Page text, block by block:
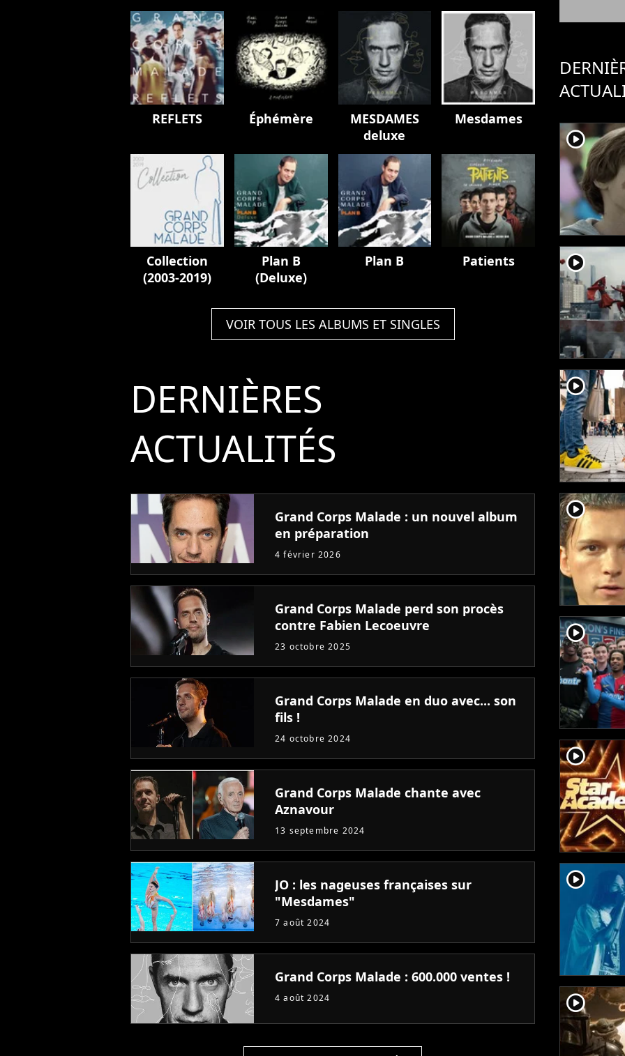
REFLETS Éphémère
MESDAMES
deluxe
Mesdames
Collection
(2003-2019)
Plan B
(Deluxe)
Plan B Patients
VOIR TOUS LES ALBUMS ET SINGLES
DERNIÈRES
ACTUALITÉS
Grand Corps Malade : un nouvel album
en préparation
4 février 2026
Grand Corps Malade perd son procès
contre Fabien Lecoeuvre
23 octobre 2025
Grand Corps Malade en duo avec... son
fils !
24 octobre 2024
Grand Corps Malade chante avec
Aznavour
13 septembre 2024
JO : les nageuses françaises sur
"Mesdames"
7 août 2024
Grand Corps Malade : 600.000 ventes !
4 août 2024
player2
player2
player2
player2
player2
player2
player2
player2